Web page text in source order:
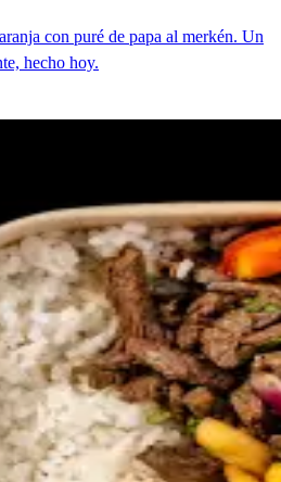
con puré de papa al merkén. Un
hecho hoy.